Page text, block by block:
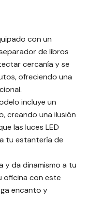
con un
de libros
cercanía y se
ofreciendo una
incluye un
creando una ilusión
las luces LED
tu estantería de
y da dinamismo a tu
oficina con este
encanto y